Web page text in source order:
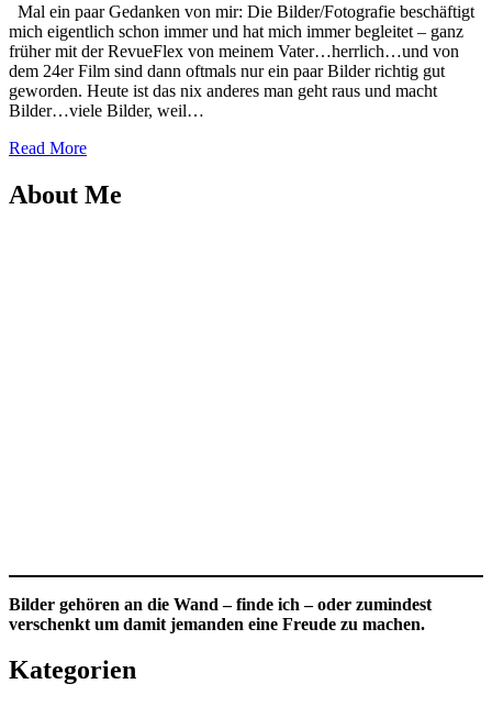
Mal ein paar Gedanken von mir: Die Bilder/Fotografie beschäftigt
mich eigentlich schon immer und hat mich immer begleitet – ganz
früher mit der RevueFlex von meinem Vater…herrlich…und von
dem 24er Film sind dann oftmals nur ein paar Bilder richtig gut
geworden. Heute ist das nix anderes man geht raus und macht
Bilder…viele Bilder, weil…
Read More
About Me
Bilder gehören an die Wand – finde ich – oder zumindest
verschenkt um damit jemanden eine Freude zu machen.
Kategorien